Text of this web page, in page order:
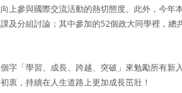
上參與國際交流活動的熱切態度。此外，今年
及分組討論；其中參加的52個政大同學裡，
字「學習、成長、跨越、突破」來勉勵所有新
衷，持續在人生道路上更加成長茁壯！